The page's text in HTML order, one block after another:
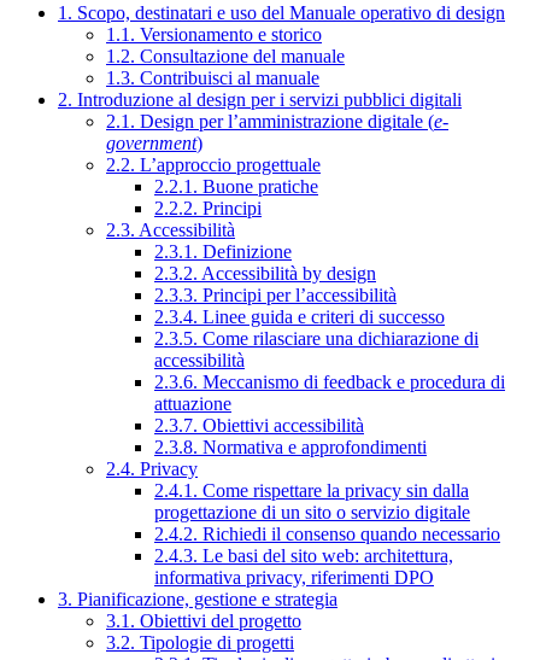
1. Scopo, destinatari e uso del Manuale operativo di design
1.1. Versionamento e storico
1.2. Consultazione del manuale
1.3. Contribuisci al manuale
2. Introduzione al design per i servizi pubblici digitali
2.1. Design per l’amministrazione digitale (e-
government)
2.2. L’approccio progettuale
2.2.1. Buone pratiche
2.2.2. Principi
2.3. Accessibilità
2.3.1. Definizione
2.3.2. Accessibilità by design
2.3.3. Principi per l’accessibilità
2.3.4. Linee guida e criteri di successo
2.3.5. Come rilasciare una dichiarazione di
accessibilità
2.3.6. Meccanismo di feedback e procedura di
attuazione
2.3.7. Obiettivi accessibilità
2.3.8. Normativa e approfondimenti
2.4. Privacy
2.4.1. Come rispettare la privacy sin dalla
progettazione di un sito o servizio digitale
2.4.2. Richiedi il consenso quando necessario
2.4.3. Le basi del sito web: architettura,
informativa privacy, riferimenti DPO
3. Pianificazione, gestione e strategia
3.1. Obiettivi del progetto
3.2. Tipologie di progetti